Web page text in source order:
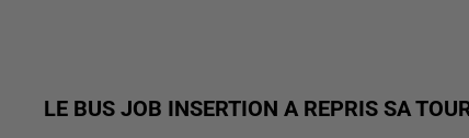
LE BUS JOB INSERTION A REPRIS SA